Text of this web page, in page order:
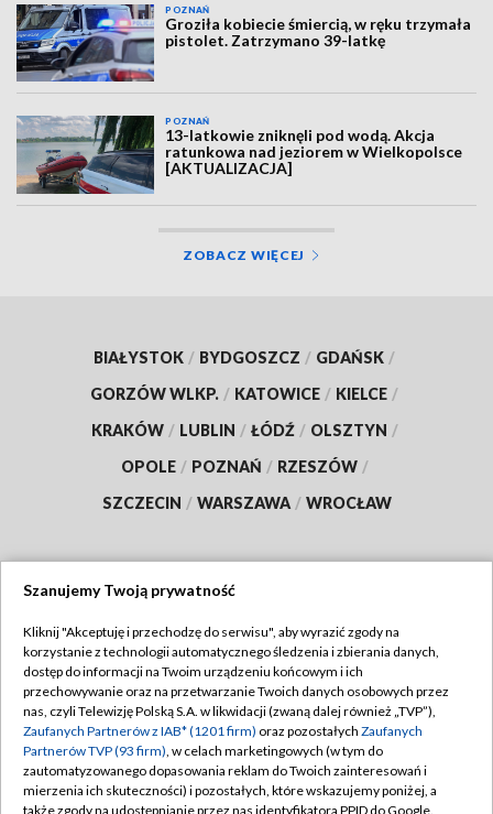
POZNAŃ
Groziła kobiecie śmiercią, w ręku trzymała
pistolet. Zatrzymano 39-latkę
POZNAŃ
13-latkowie zniknęli pod wodą. Akcja
ratunkowa nad jeziorem w Wielkopolsce
[AKTUALIZACJA]
ZOBACZ WIĘCEJ
BIAŁYSTOK / BYDGOSZCZ / GDAŃSK /
GORZÓW WLKP. / KATOWICE / KIELCE /
KRAKÓW / LUBLIN / ŁÓDŹ / OLSZTYN /
OPOLE / POZNAŃ / RZESZÓW /
SZCZECIN / WARSZAWA / WROCŁAW
TVP
Abonament TVP
Emisja w TVP
Centrum informacji TVP
Naziemna Telewizja Cyfrowa
Regulamin TVP
Polityka prywatności
Moje zgody
Pomoc
Szanujemy Twoją prywatność
Kliknij "Akceptuję i przechodzę do serwisu", aby wyrazić zgody na
korzystanie z technologii automatycznego śledzenia i zbierania danych,
dostęp do informacji na Twoim urządzeniu końcowym i ich
przechowywanie oraz na przetwarzanie Twoich danych osobowych przez
nas, czyli Telewizję Polską S.A. w likwidacji (zwaną dalej również „TVP”),
Zaufanych Partnerów z IAB* (1201 firm) oraz pozostałych Zaufanych
Partnerów TVP (93 firm), w celach marketingowych (w tym do
zautomatyzowanego dopasowania reklam do Twoich zainteresowań i
mierzenia ich skuteczności) i pozostałych, które wskazujemy poniżej, a
także zgody na udostępnianie przez nas identyfikatora PPID do Google.